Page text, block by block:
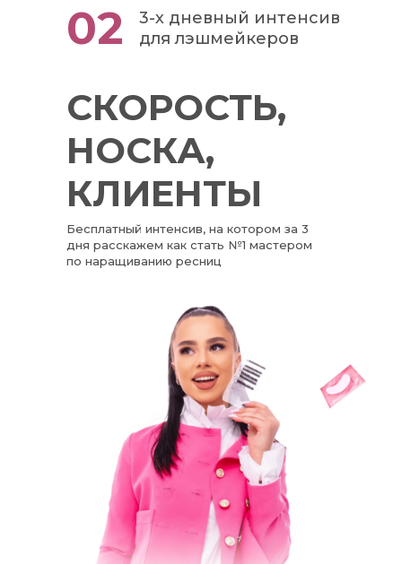
СКОРОСТЬ,
НОСКА,
КЛИЕНТЫ
3-х дневный интенсив
для лэшмейкеров
Бесплатный интенсив, на котором за 3
дня расскажем как стать №1 мастером
по наращиванию ресниц
02